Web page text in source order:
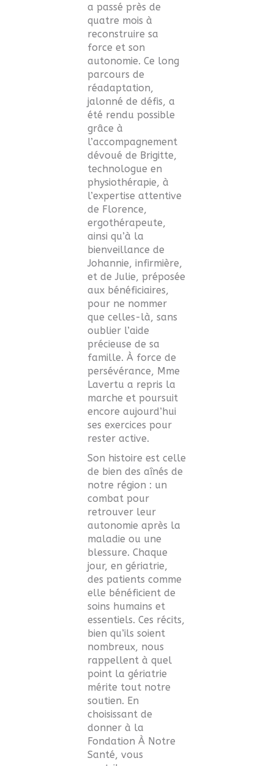
a passé près de
quatre mois à
reconstruire sa
force et son
autonomie. Ce long
parcours de
réadaptation,
jalonné de défis, a
été rendu possible
grâce à
l’accompagnement
dévoué de Brigitte,
technologue en
physiothérapie, à
l’expertise attentive
de Florence,
ergothérapeute,
ainsi qu’à la
bienveillance de
Johannie, infirmière,
et de Julie, préposée
aux bénéficiaires,
pour ne nommer
que celles-là, sans
oublier l’aide
précieuse de sa
famille. À force de
persévérance, Mme
Lavertu a repris la
marche et poursuit
encore aujourd’hui
ses exercices pour
rester active.
Son histoire est celle
de bien des aînés de
notre région : un
combat pour
retrouver leur
autonomie après la
maladie ou une
blessure. Chaque
jour, en gériatrie,
des patients comme
elle bénéficient de
soins humains et
essentiels. Ces récits,
bien qu’ils soient
nombreux, nous
rappellent à quel
point la gériatrie
mérite tout notre
soutien. En
choisissant de
donner à la
Fondation À Notre
Santé, vous